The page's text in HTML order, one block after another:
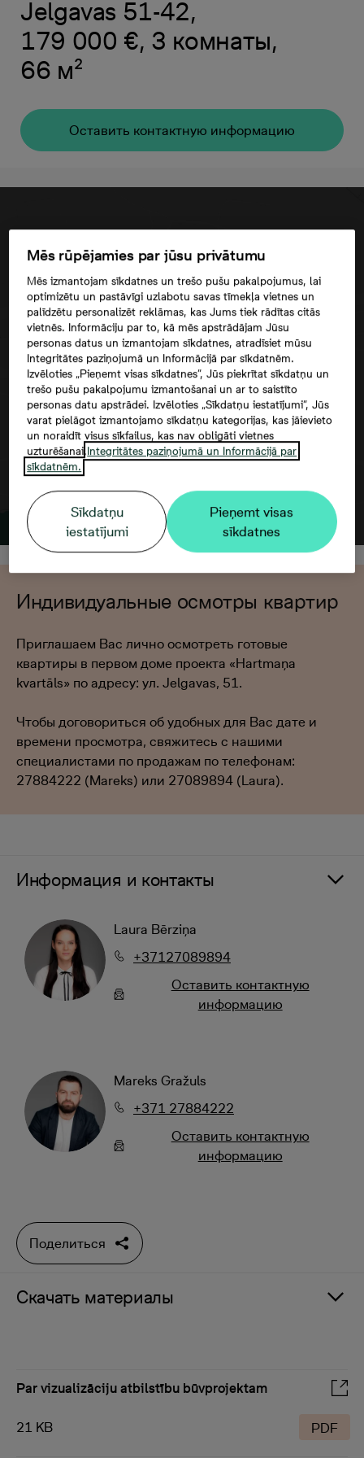
Jelgavas 51-42,
179 000 €, 3 комнаты,
66 м²
Oставить контактную информацию
Согласие третьего лица
Индивидуальные осмотры квартир
Приглашаем Вас лично осмотреть готовые
квартиры в первом доме проекта «Hartmaņa
kvartāls» по адресу: ул. Jelgavas, 51.
Чтобы договориться об удобных для Вас дате и
времени просмотра, свяжитесь с нашими
специалистами по продажам по телефонам:
27884222 (Mareks) или 27089894 (Laura).
Информация и контакты
Laura Bērziņa
+37127089894
Oставить контактную
информацию
Mareks Gražuls
+371 27884222
Oставить контактную
информацию
Поделиться
Скачать материалы
Par vizualizāciju atbilstību būvprojektam
21 KB PDF
Mēs rūpējamies par jūsu privātumu
Mēs izmantojam sīkdatnes un trešo pušu pakalpojumus, lai
optimizētu un pastāvīgi uzlabotu savas tīmekļa vietnes un
palīdzētu personalizēt reklāmas, kas Jums tiek rādītas citās
vietnēs. Informāciju par to, kā mēs apstrādājam Jūsu
personas datus un izmantojam sīkdatnes, atradīsiet mūsu
Integritātes paziņojumā un Informācijā par sīkdatnēm.
Izvēloties „Pieņemt visas sīkdatnes”, Jūs piekrītat sīkdatņu un
trešo pušu pakalpojumu izmantošanai un ar to saistīto
personas datu apstrādei. Izvēloties „Sīkdatņu iestatījumi”, Jūs
varat pielāgot izmantojamo sīkdatņu kategorijas, kas jāievieto
un noraidīt visus sīkfailus, kas nav obligāti vietnes
uzturēšanai.Integritātes paziņojumā un Informācijā par
sīkdatnēm.
Sīkdatņu
iestatījumi
Pieņemt visas
sīkdatnes